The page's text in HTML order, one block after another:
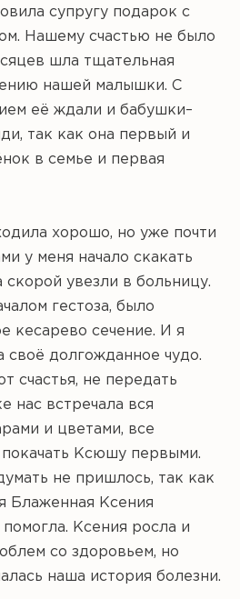
супругу подарок с
Нашему счастью не было
шла тщательная
нашей малышки. С
её ждали и бабушки–
так как она первый и
в семье и первая
хорошо, но уже почти
у меня начало скакать
скорой увезли в больницу.
гестоза, было
кесарево сечение. И я
своё долгожданное чудо.
счастья, не передать
нас встречала вся
и цветами, все
Ксюшу первыми.
не пришлось, так как
Блаженная Ксения
помогла. Ксения росла и
со здоровьем, но
наша история болезни.